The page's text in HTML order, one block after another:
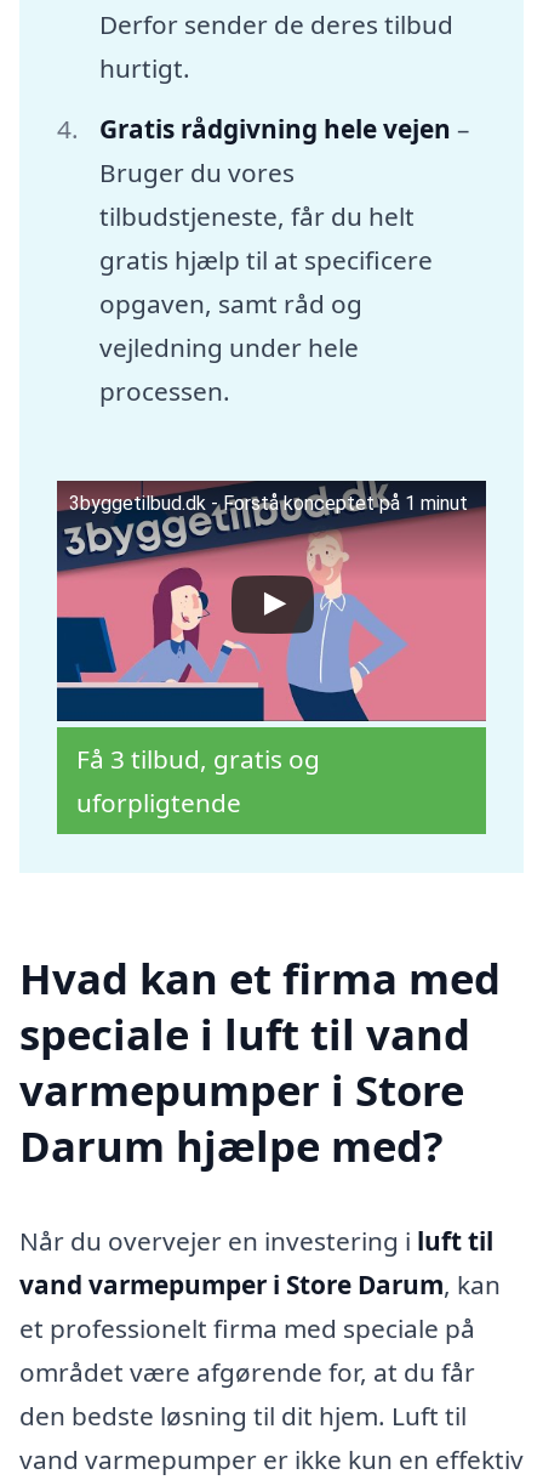
Derfor sender de deres tilbud
hurtigt.
Gratis rådgivning hele vejen –
Bruger du vores
tilbudstjeneste, får du helt
gratis hjælp til at specificere
opgaven, samt råd og
vejledning under hele
processen.
3byggetilbud.dk - Forstå konceptet på 1 minut
Få 3 tilbud, gratis og
uforpligtende
Hvad kan et firma med
speciale i luft til vand
varmepumper i Store
Darum hjælpe med?
Når du overvejer en investering i luft til
vand varmepumper i Store Darum, kan
et professionelt firma med speciale på
området være afgørende for, at du får
den bedste løsning til dit hjem. Luft til
vand varmepumper er ikke kun en effektiv